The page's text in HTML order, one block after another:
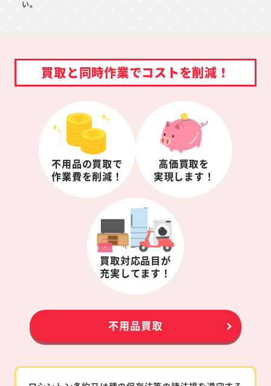
い。
買取と同時作業でコストを削減！
不用品の買取で
作業費を削減！
高価買取を
実現します！
買取対応品目が
充実してます！
不用品買取